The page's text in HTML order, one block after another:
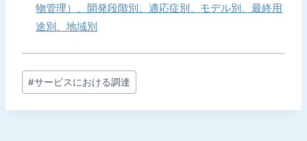
物管理）、開発段階別、適応症別、モデル別、最終用
途別、地域別
投
稿
タ
#サービスにおける調達